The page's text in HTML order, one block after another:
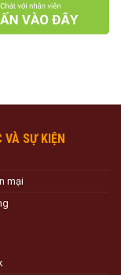
VÀ SỰ KIỆN
mại